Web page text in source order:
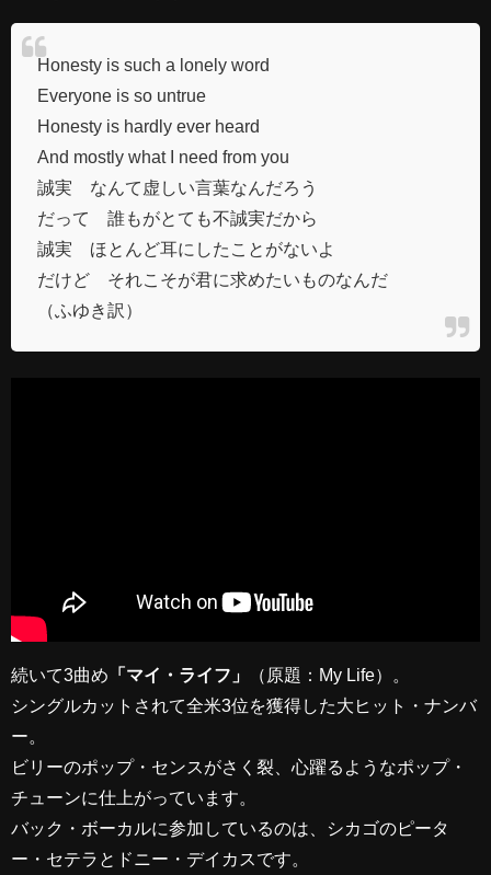
Honesty is such a lonely word
Everyone is so untrue
Honesty is hardly ever heard
And mostly what I need from you
誠実 なんて虚しい言葉なんだろう
だって 誰もがとても不誠実だから
誠実 ほとんど耳にしたことがないよ
だけど それこそが君に求めたいものなんだ
（ふゆき訳）
続いて3曲め 「マイ・ライフ」
（原題：My Life）。
シングルカットされて全米3位を獲得した大ヒット・ナンバ
ー。
ビリーのポップ・センスがさく裂、心躍るようなポップ・
チューンに仕上がっています。
バック・ボーカルに参加しているのは、シカゴのピータ
ー・セテラとドニー・デイカスです。